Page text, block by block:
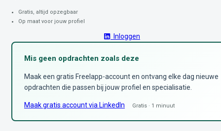
Gratis, altijd opzegbaar
Op maat voor jouw profiel
Inloggen
Mis geen opdrachten zoals deze
Maak een gratis Freelapp-account en ontvang elke dag nieuwe
opdrachten die passen bij jouw profiel en specialisatie.
Maak gratis account via LinkedIn Gratis · 1 minuut